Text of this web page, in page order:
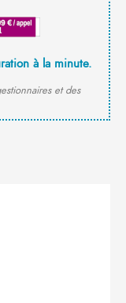
à la minute.
et des